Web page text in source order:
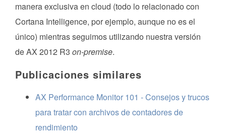
manera exclusiva en cloud (todo lo relacionado con
Cortana Intelligence, por ejemplo, aunque no es el
único) mientras seguimos utilizando nuestra versión
de AX 2012 R3 on-premise.
Publicaciones similares
AX Performance Monitor 101 - Consejos y trucos
para tratar con archivos de contadores de
rendimiento